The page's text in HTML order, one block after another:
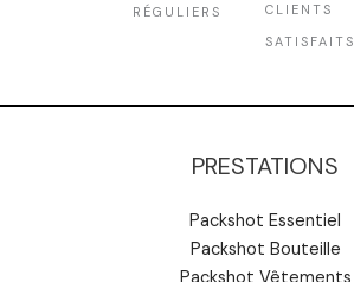
RÉGULIERS
CLIENTS
SATISFAITS
PRESTATIONS
Packshot Essentiel
Packshot Bouteille